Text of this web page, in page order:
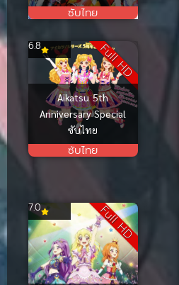
ซับไทย
Full HD
Aikatsu 5th
Anniversary Special
ซับไทย
ซับไทย
6.8
Full HD
7.0